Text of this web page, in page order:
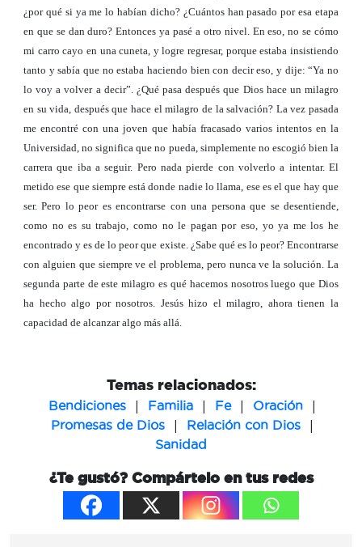
¿por qué si ya me lo habían dicho? ¿Cuántos han pasado por esa etapa
en que se dan duro? Entonces ya pasé a otro nivel. En eso, no se cómo
mi carro cayo en una cuneta, y logre regresar, porque estaba insistiendo
tanto y sabía que no estaba haciendo bien con decir eso, y dije: “Ya no
lo voy a volver a decir”. ¿Qué pasa después que Dios hace un milagro
en su vida, después que hace el milagro de la salvación? La vez pasada
me encontré con una joven que había fracasado varios intentos en la
Universidad, no significa que no pueda, simplemente no escogió bien la
carrera que iba a seguir. Pero nada pierde con volverlo a intentar. El
metido ese que siempre está donde nadie lo llama, ese es el que hay que
ser. Pero lo peor es encontrarse con una persona que se desentiende,
como no es su trabajo, como no le pagan por eso, yo ya me los he
encontrado y es de lo peor que existe. ¿Sabe qué es lo peor? Encontrarse
con alguien que siempre ve el problema, pero nunca ve la solución. La
segunda parte de este milagro es qué hacemos nosotros luego que Dios
ha hecho algo por nosotros. Jesús hizo el milagro, ahora tienen la
capacidad de alcanzar algo más allá.
Temas relacionados:
Bendiciones | Familia | Fe | Oración |
Promesas de Dios | Relación con Dios |
Sanidad
¿Te gustó? Compártelo en tus redes